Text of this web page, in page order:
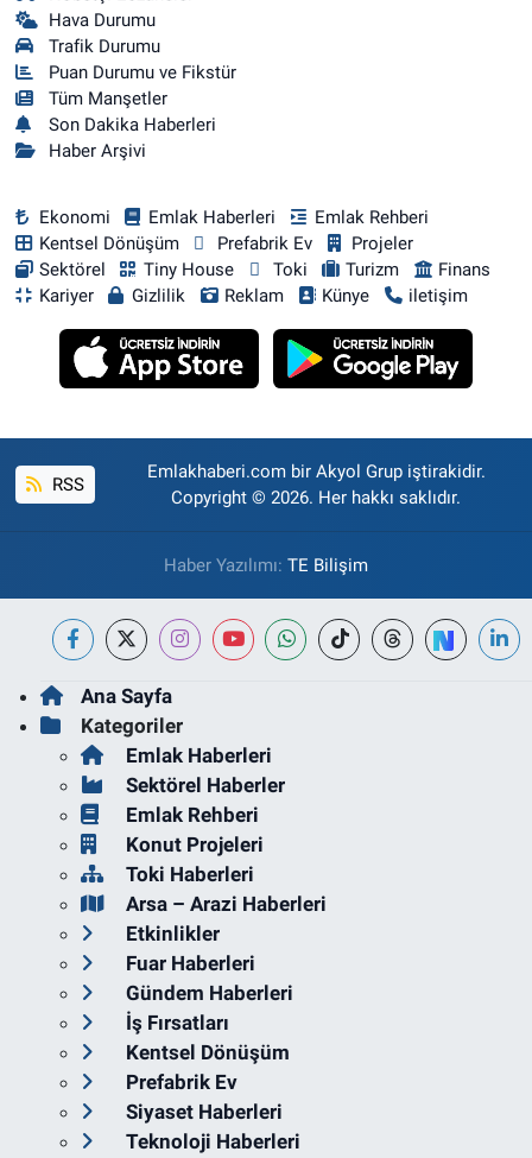
Hava Durumu
Trafik Durumu
Puan Durumu ve Fikstür
Tüm Manşetler
Son Dakika Haberleri
Haber Arşivi
Ekonomi Emlak Haberleri
Emlak Rehberi
Kentsel Dönüşüm
Prefabrik Ev
Projeler
Sektörel
Tiny House Toki Turizm
Finans
Kariyer
Gizlilik Reklam Künye iletişim
RSS
Emlakhaberi.com bir Akyol Grup iştirakidir.
Copyright © 2026. Her hakkı saklıdır.
Haber Yazılımı: TE Bilişim
Ana Sayfa
Kategoriler
Emlak Haberleri
Sektörel Haberler
Emlak Rehberi
Konut Projeleri
Toki Haberleri
Arsa – Arazi Haberleri
Etkinlikler
Fuar Haberleri
Gündem Haberleri
İş Fırsatları
Kentsel Dönüşüm
Prefabrik Ev
Siyaset Haberleri
Teknoloji Haberleri